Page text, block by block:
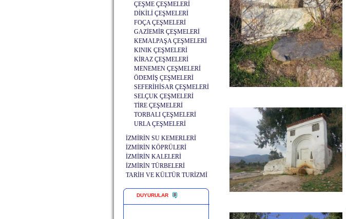
ÇEŞME ÇEŞMELERİ
DİKİLİ ÇEŞMELERİ
FOÇA ÇEŞMELERİ
GAZİEMİR ÇEŞMELERİ
KEMALPAŞA ÇEŞMELERİ
KINIK ÇEŞMELERİ
KİRAZ ÇEŞMELERİ
MENEMEN ÇEŞMELERİ
ÖDEMİŞ ÇEŞMELERİ
SEFERİHİSAR ÇEŞMELERİ
SELÇUK ÇEŞMELERİ
TİRE ÇEŞMELERİ
TORBALI ÇEŞMELERİ
URLA ÇEŞMELERİ
İZMİRİN SU KEMERLERİ
İZMİRİN KÖPRÜLERİ
İZMİRİN KALELERİ
İZMİRİN TÜRBELERİ
TARİH VE KÜLTÜR TURİZMİ
DUYURULAR